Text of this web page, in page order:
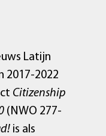
Latijn
2017-2022
Citizenship
(NWO 277-
is als